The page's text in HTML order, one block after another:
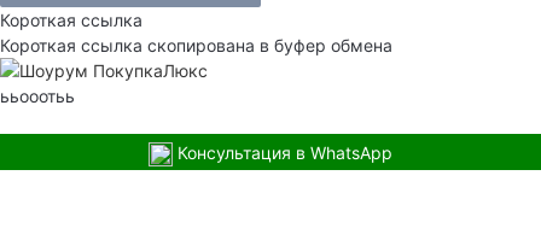
Короткая ссылка
Короткая ссылка скопирована в буфер обмена
ььооотьь
Консультация в WhatsApp